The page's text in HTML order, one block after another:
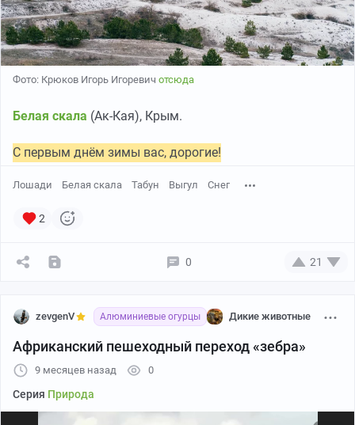
Фото: Крюков Игорь Игоревич отсюда
Белая скала (Ак-Кая), Крым.
С первым днём зимы вас, дорогие!
Лошади Белая скала Табун Выгул Снег
2
0 21
zevgenV Алюминиевые огурцы Дикие животные
Африканский пешеходный переход «зебра»
9 месяцев назад 0
Серия Природа